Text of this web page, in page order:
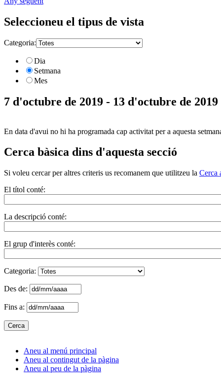
Seleccioneu el tipus de vista
Categoria:
Dia
Setmana
Mes
7 d'octubre de 2019 - 13 d'octubre de 2019
En data d'avui no hi ha programada cap activitat per a aquesta
Cerca bàsica dins d'aquesta secció
Si voleu cercar per altres criteris us recomanem que utilitzeu la Cerca
El títol conté:
La descripció conté:
El grup d'interès conté:
Categoria:
Des de:
Fins a:
Aneu al menú principal
Aneu al contingut de la pàgina
Aneu al peu de la pàgina